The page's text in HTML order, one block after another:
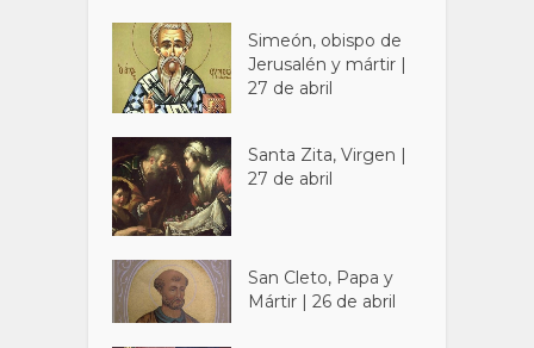
Simeón, obispo de
Jerusalén y mártir |
27 de abril
Santa Zita, Virgen |
27 de abril
San Cleto, Papa y
Mártir | 26 de abril